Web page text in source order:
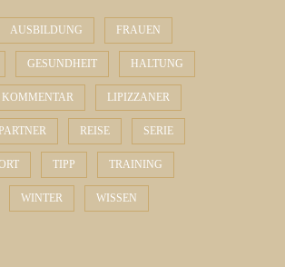
AUSBILDUNG FRAUEN
GESUNDHEIT HALTUNG
KOMMENTAR LIPIZZANER
PARTNER REISE SERIE
TIPP TRAINING
WINTER WISSEN